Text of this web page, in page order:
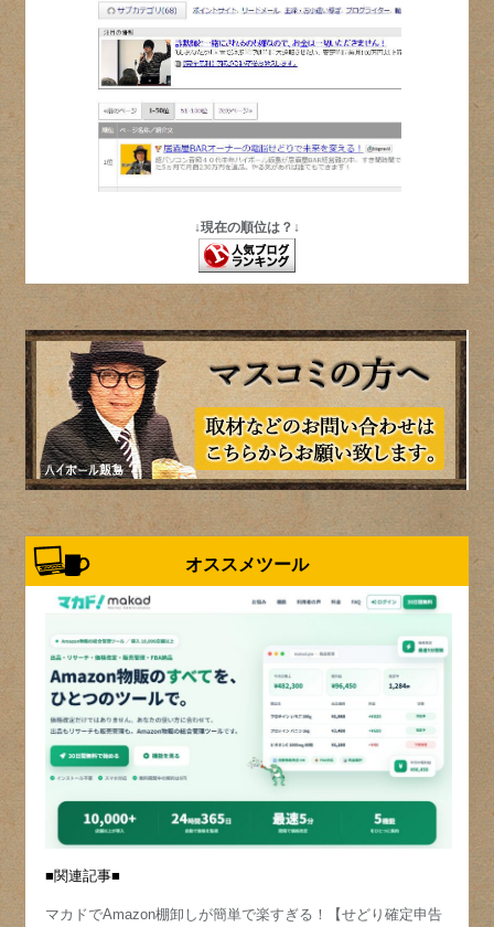
↓現在の順位は？↓
オススメツール
■関連記事■
マカドでAmazon棚卸しが簡単で楽すぎる！【せどり確定申告